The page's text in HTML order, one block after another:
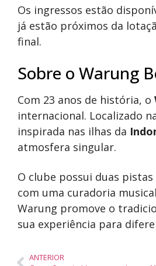
Os ingressos estão
já estão próximos da
final.
Sobre o Warung
Com 23 anos de história, o
internacional. Localizado
inspirada nas ilhas da
atmosfera singular.
O clube possui duas
com uma curadoria
Warung promove o
sua experiência para
ANTERIOR